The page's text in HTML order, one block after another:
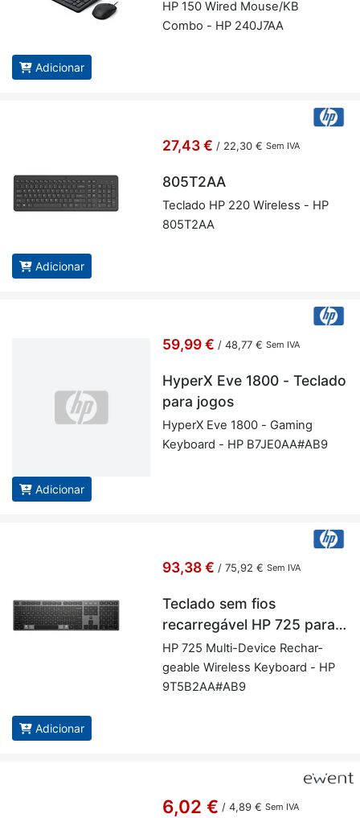
HP 150 Wired Mouse/KB
Combo - HP 240J7AA
Adicionar
27,43 € / 22,30 € Sem IVA
805T2AA
Te­clado HP 220 Wi­re­less - HP
805T2AA
Adicionar
59,99 € / 48,77 € Sem IVA
HyperX Eve 1800 - Teclado
para jogos
Hy­perX Eve 1800 - Ga­ming
Key­board - HP B7­JE0AA#AB9
Adicionar
93,38 € / 75,92 € Sem IVA
Teclado sem fios
recarregável HP 725 para
vários dispositivos
HP 725 Multi-De­vice Re­char­
ge­able Wi­re­less Key­board - HP
9T5B2AA#AB9
Adicionar
6,02 € / 4,89 € Sem IVA